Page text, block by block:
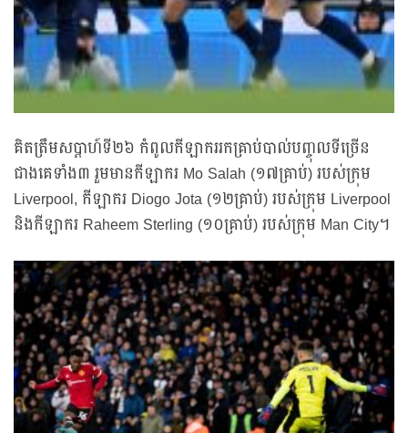
គិតត្រឹមសប្តាហ៍ទី២៦ កំពូលកីឡាកររកគ្រាប់បាល់បញ្ចុលទីច្រើន
ជាងគេទាំង៣ រួមមានកីឡាករ Mo Salah (១៧គ្រាប់) របស់ក្រុម
Liverpool, កីឡាករ Diogo Jota (១២គ្រាប់) របស់ក្រុម Liverpool
និងកីឡាករ Raheem Sterling (១០គ្រាប់) របស់ក្រុម Man City។